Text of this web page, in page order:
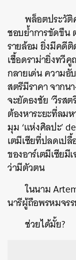
พล็อตประวัติ
ชอบย้ำการขัดขืน
รายล้อม ยิ่งมีคดีติ
เชื้อดราม่ายิ่งทวี
กลายเด่น ความอั
สตรีมีราคา จาก
จะยัดธงชัย ‘วีรส
ต้องหาระยะที่ลม
มุม ‘แห่งศิลปะ’
เตมีเซียที่ปลดเป
ของอาร์เตมีเซีย
ว่ามีตัวตน
ในนาม
นารีผู้ถือพรหมจร
ช่วยได้มั้ย?